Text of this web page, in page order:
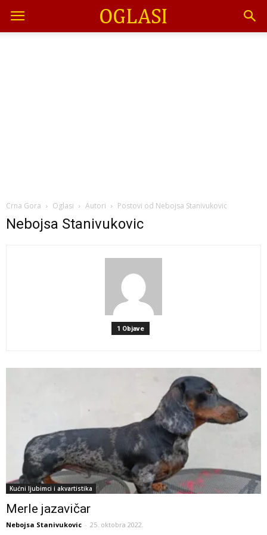
Crna Gora Oglasi Autori Postovi od Nebojsa Stanivukovic
Nebojsa Stanivukovic
1 Objave
Kućni ljubimci i akvartistika
Merle jazavičar
Nebojsa Stanivukovic - 25. oktobra 2022.